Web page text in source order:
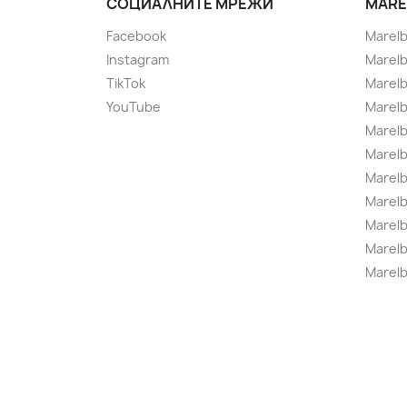
Facebook
Instagram
TikTok
YouTube